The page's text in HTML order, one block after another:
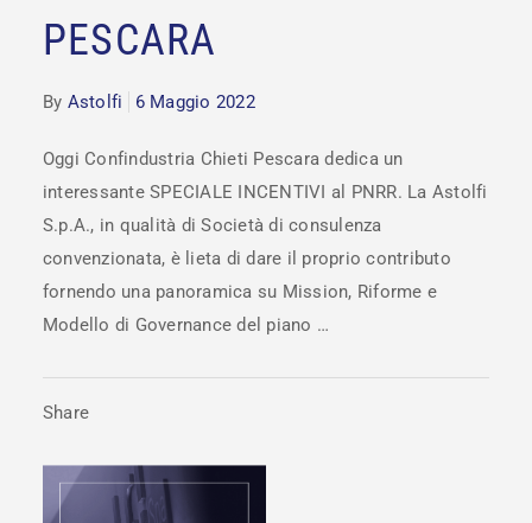
PESCARA
By Astolfi 6 Maggio 2022
Oggi Confindustria Chieti Pescara dedica un
interessante SPECIALE INCENTIVI al PNRR. La Astolfi
S.p.A., in qualità di Società di consulenza
convenzionata, è lieta di dare il proprio contributo
fornendo una panoramica su Mission, Riforme e
Modello di Governance del piano …
Share